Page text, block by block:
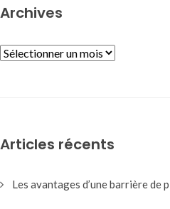
Archives
ARCHIVES
Articles récents
Les avantages d’une barrière de